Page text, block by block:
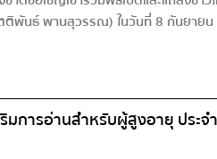
พันธ์ พานสุวรรณ) ในวันที่ 8 กันยาย
มการอ่านสำหรับผู้สูงอายุ ประ